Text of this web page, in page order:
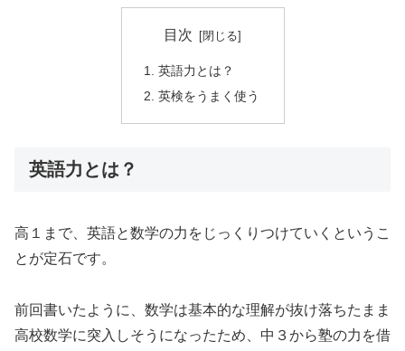
目次
英語力とは？
英検をうまく使う
英語力とは？
高１まで、英語と数学の力をじっくりつけていくというこ
とが定石です。
前回書いたように、数学は基本的な理解が抜け落ちたまま
高校数学に突入しそうになったため、中３から塾の力を借